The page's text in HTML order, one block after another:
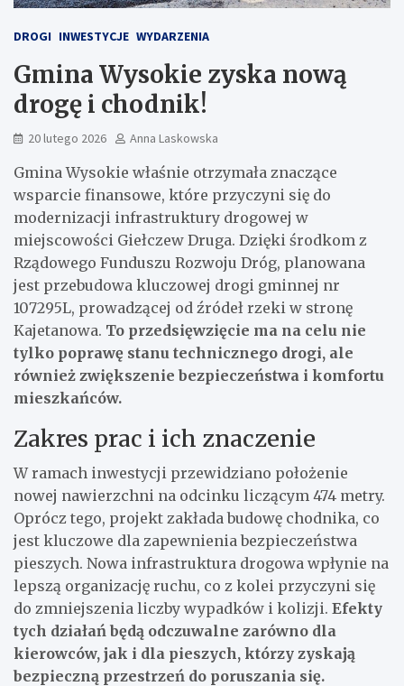
DROGI INWESTYCJE WYDARZENIA
Gmina Wysokie zyska nową
drogę i chodnik!
20 lutego 2026 Anna Laskowska
Gmina Wysokie właśnie otrzymała znaczące
wsparcie finansowe, które przyczyni się do
modernizacji infrastruktury drogowej w
miejscowości Giełczew Druga. Dzięki środkom z
Rządowego Funduszu Rozwoju Dróg, planowana
jest przebudowa kluczowej drogi gminnej nr
107295L, prowadzącej od źródeł rzeki w stronę
Kajetanowa. To przedsięwzięcie ma na celu nie
tylko poprawę stanu technicznego drogi, ale
również zwiększenie bezpieczeństwa i komfortu
mieszkańców.
Zakres prac i ich znaczenie
W ramach inwestycji przewidziano położenie
nowej nawierzchni na odcinku liczącym 474 metry.
Oprócz tego, projekt zakłada budowę chodnika, co
jest kluczowe dla zapewnienia bezpieczeństwa
pieszych. Nowa infrastruktura drogowa wpłynie na
lepszą organizację ruchu, co z kolei przyczyni się
do zmniejszenia liczby wypadków i kolizji. Efekty
tych działań będą odczuwalne zarówno dla
kierowców, jak i dla pieszych, którzy zyskają
bezpieczną przestrzeń do poruszania się.